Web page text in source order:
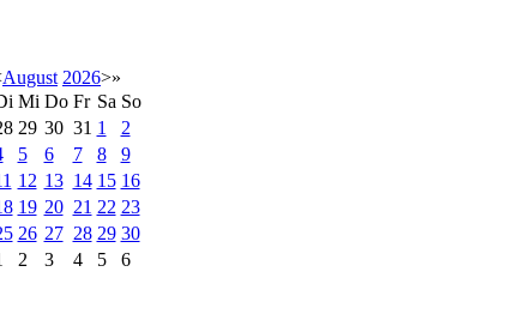
August 2026>»
Mi Do Fr Sa So
29 30 31 1
2
5 6 7 8
9
12 13 14 15 16
19 20 21 22 23
26 27 28 29 30
2 3 4 5 6